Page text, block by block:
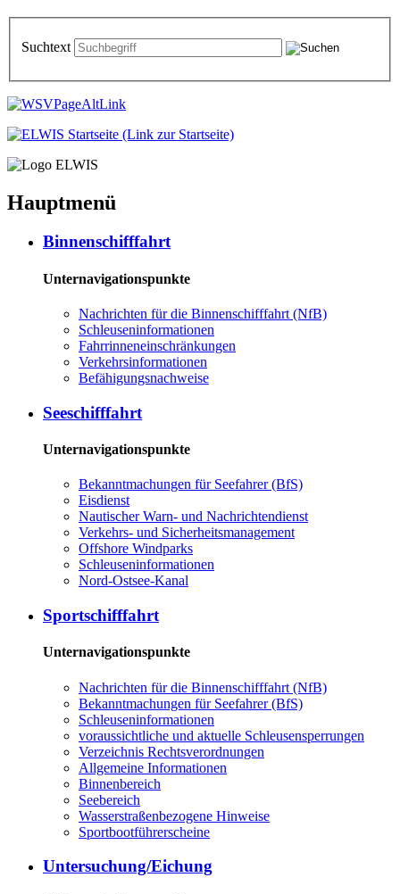
Suchtext
Hauptmenü
Bin­nen­schiff­fahrt
Unternavigationspunkte
Nach­rich­ten für die Bin­nen­schiff­fahrt (NfB)
Schleu­sen­in­for­ma­tio­nen
Fahr­rin­nen­ein­schrän­kun­gen
Ver­kehrs­in­for­ma­tio­nen
Be­fä­hi­gungs­nach­wei­se
See­schiff­fahrt
Unternavigationspunkte
Be­kannt­ma­chun­gen für See­fah­rer (BfS)
Eis­dienst
Nau­ti­scher Warn-​ und Nach­rich­ten­dienst
Ver­kehrs-​ und Si­cher­heits­ma­na­ge­ment
Offs­ho­re Wind­parks
Schleu­sen­in­for­ma­tio­nen
Nord-​Ost­see-​Ka­nal
Sport­schiff­fahrt
Unternavigationspunkte
Nach­rich­ten für die Bin­nen­schiff­fahrt (NfB)
Be­kannt­ma­chun­gen für See­fah­rer (BfS)
Schleu­sen­in­for­ma­tio­nen
voraussichtliche und aktuelle Schleusensperrungen
Ver­zeich­nis Rechts­ver­ord­nun­gen
All­ge­mei­ne In­for­ma­tio­nen
Bin­nen­be­reich
See­be­reich
Was­ser­stra­ßen­be­zo­ge­ne Hin­wei­se
Sport­boot­füh­rer­schei­ne
Un­ter­su­chung/Ei­chung